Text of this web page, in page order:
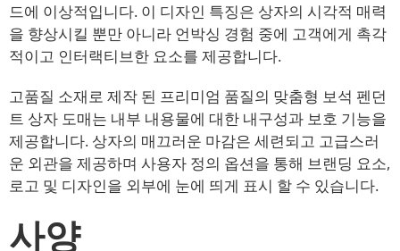
드에 이상적입니다. 이 디자인 특징은 상자의 시각적 매력
을 향상시킬 뿐만 아니라 언박싱 경험 중에 고객에게 촉각
적이고 인터랙티브한 요소를 제공합니다.
고품질 소재로 제작 된 프리미엄 품질의 맞춤형 보석 펜던
트 상자 도매는 내부 내용물에 대한 내구성과 보호 기능을
제공합니다. 상자의 매끄러운 마감은 세련되고 고급스러
운 외관을 제공하며 사용자 정의 옵션을 통해 브랜딩 요소,
로고 및 디자인을 외부에 눈에 띄게 표시 할 수 있습니다.
사양